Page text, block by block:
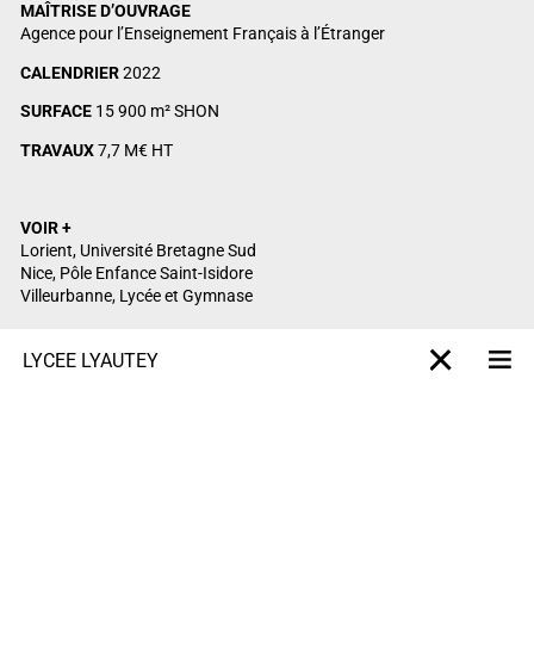
LYCÉE LYAUTEY X-projet
MAÎTRISE D’OUVRAGE
Agence pour l’Enseignement Français à l’Étranger
CALENDRIER2022
SURFACE 15 900 m² SHON
TRAVAUX7,7 M€ HT
VOIR +
Lorient, Université Bretagne Sud
Nice, Pôle Enfance Saint-Isidore
Villeurbanne, Lycée et Gymnase